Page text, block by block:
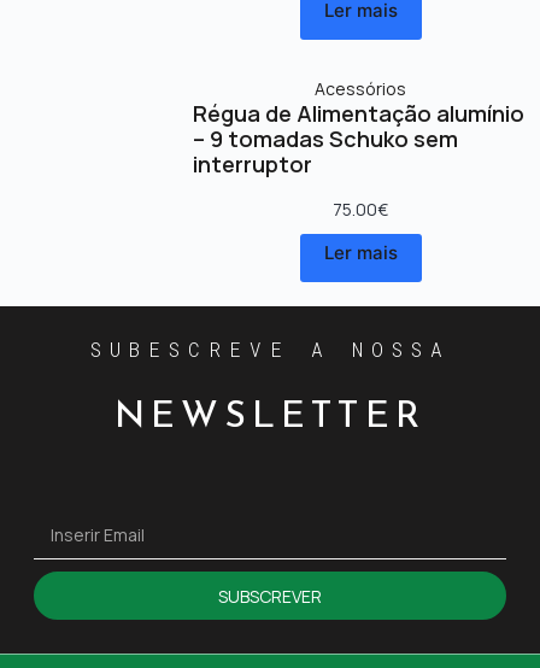
Ler mais
Acessórios
Régua de Alimentação alumínio
– 9 tomadas Schuko sem
interruptor
75.00€
Ler mais
SUBESCREVE A NOSSA
NEWSLETTER
SUBSCREVER